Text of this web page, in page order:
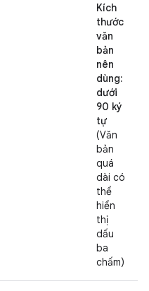
Kích
thước
văn
bản
nên
dùng:
dưới
90 ký
tự
(Văn
bản
quá
dài có
thể
hiển
thị
dấu
ba
chấm)